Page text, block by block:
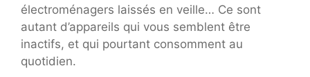
électroménagers laissés en veille… Ce sont
autant d’appareils qui vous semblent être
inactifs, et qui pourtant consomment au
quotidien.